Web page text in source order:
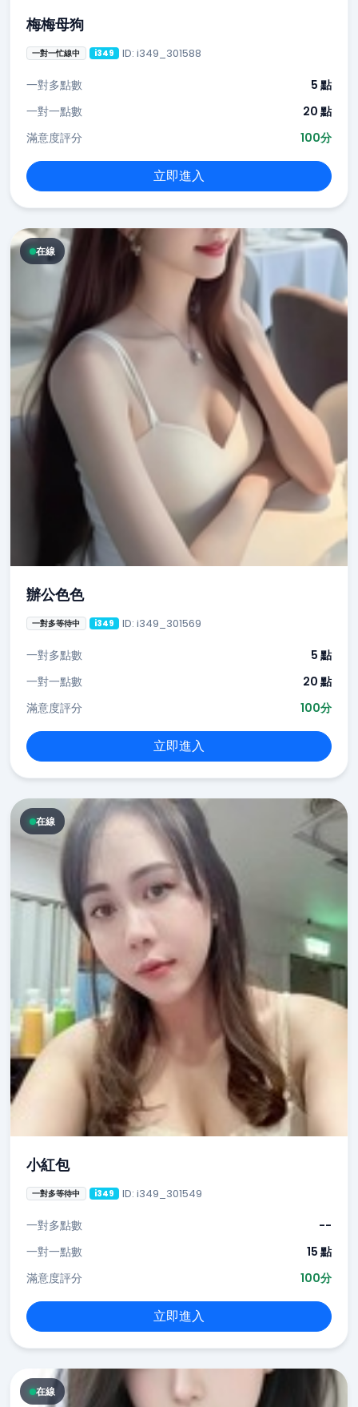
梅梅母狗
一對一忙線中 i349 ID: i349_301588
一對多點數
5 點
一對一點數
20 點
滿意度評分
100分
立即進入
在線
辦公色色
一對多等待中 i349 ID: i349_301569
一對多點數
5 點
一對一點數
20 點
滿意度評分
100分
立即進入
在線
小紅包
一對多等待中 i349 ID: i349_301549
一對多點數
--
一對一點數
15 點
滿意度評分
100分
立即進入
在線